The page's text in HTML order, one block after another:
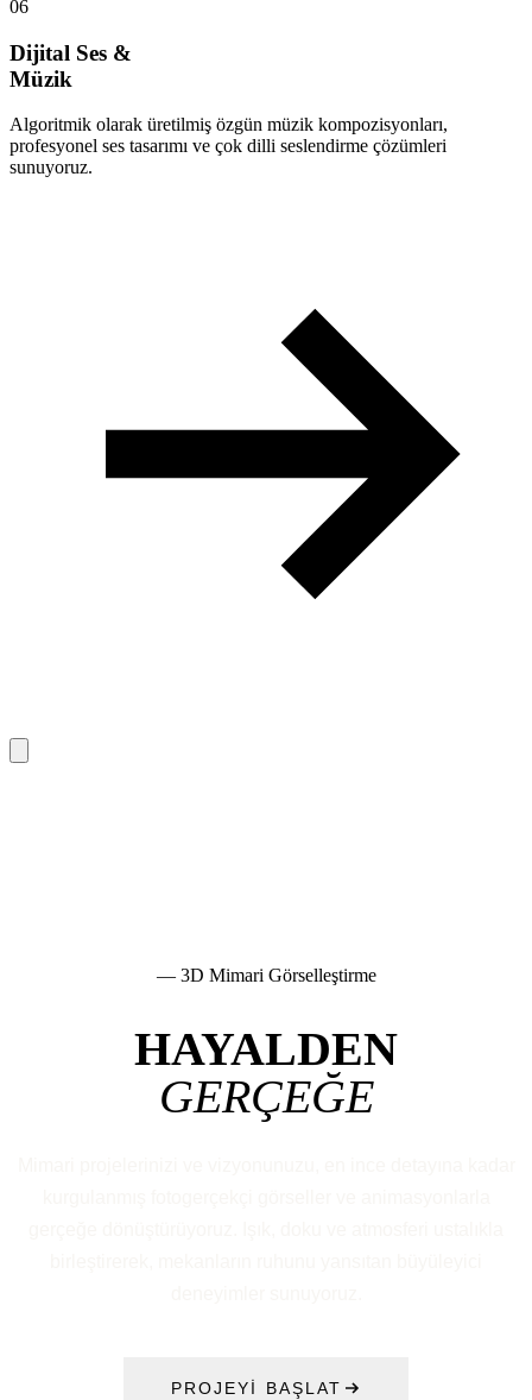
06
Dijital Ses &
Müzik
Algoritmik olarak üretilmiş özgün müzik kompozisyonları,
profesyonel ses tasarımı ve çok dilli seslendirme çözümleri
sunuyoruz.
— 3D Mimari Görselleştirme
HAYALDEN
GERÇEĞE
PROJEYİ BAŞLAT